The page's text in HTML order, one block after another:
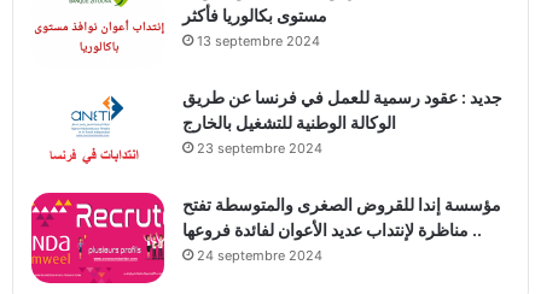
مستوى بكالوريا فأكثر
13 septembre 2024
جديد : عقود رسمية للعمل في فرنسا عن طريق
الوكالة الوطنية للتشغيل بالخارج
23 septembre 2024
مؤسسة إندا للقروض الصغرى والمتوسطة تفتح
مناظرة لإنتداب عديد الأعوان لفائدة فروعها ..
24 septembre 2024